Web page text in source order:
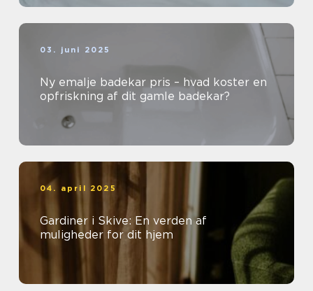
03. juni 2025
Ny emalje badekar pris – hvad koster en
opfriskning af dit gamle badekar?
04. april 2025
Gardiner i Skive: En verden af
muligheder for dit hjem